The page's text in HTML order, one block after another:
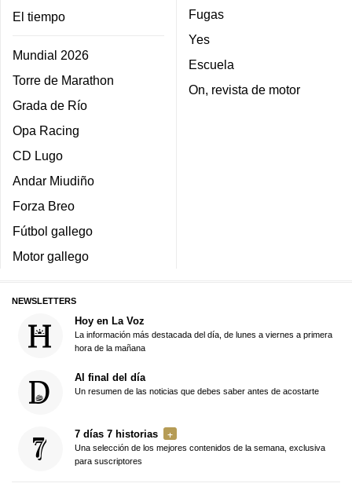
El tiempo
Mundial 2026
Torre de Marathon
Grada de Río
Opa Racing
CD Lugo
Andar Miudiño
Forza Breo
Fútbol gallego
Motor gallego
Fugas
Yes
Escuela
On, revista de motor
NEWSLETTERS
Hoy en La Voz
La información más destacada del día, de lunes a viernes a primera
hora de la mañana
Al final del día
Un resumen de las noticias que debes saber antes de acostarte
7 días 7 historias
Una selección de los mejores contenidos de la semana, exclusiva
para suscriptores